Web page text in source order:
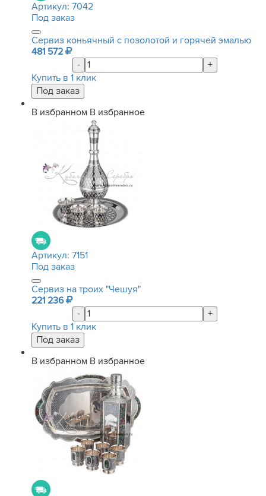
Артикул: 7042
Под заказ
Сервиз коньячный с позолотой и горячей эмалью
481 572
-
+
Купить в 1 клик
В избранном В избранное
Артикул: 7151
Под заказ
Сервиз на троих "Чешуя"
221 236
-
+
Купить в 1 клик
В избранном В избранное